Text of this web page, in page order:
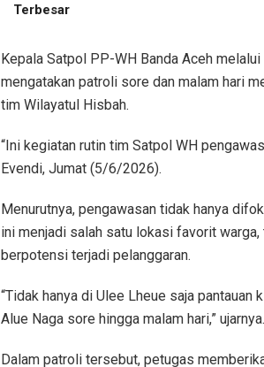
Terbesar
Kepala Satpol PP-WH Banda Aceh
mengatakan patroli sore dan malam hari
tim Wilayatul Hisbah.
“Ini kegiatan rutin tim Satpol WH
Evendi, Jumat (5/6/2026).
Menurutnya, pengawasan tidak hanya
ini menjadi salah satu lokasi favorit
berpotensi terjadi pelanggaran.
“Tidak hanya di Ulee Lheue saja
Alue Naga sore hingga malam hari,” ujarnya.
Dalam patroli tersebut, petugas